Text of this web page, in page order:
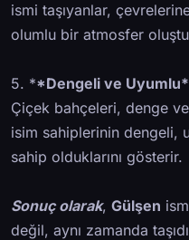
ismi taşıyanlar,
olumlu bir atmosfer
5. **Dengeli ve
Çiçek bahçeleri, denge
isim sahiplerinin dengeli,
sahip olduklarını gösterir.
Sonuç olarak, Gülşen
değil, aynı zamanda